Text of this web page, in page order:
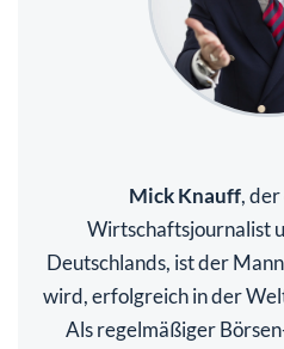
Mick Knauff,
Wirtschaftsjournalist
Deutschlands, ist der
wird, erfolgreich in der
Als regelmäßiger